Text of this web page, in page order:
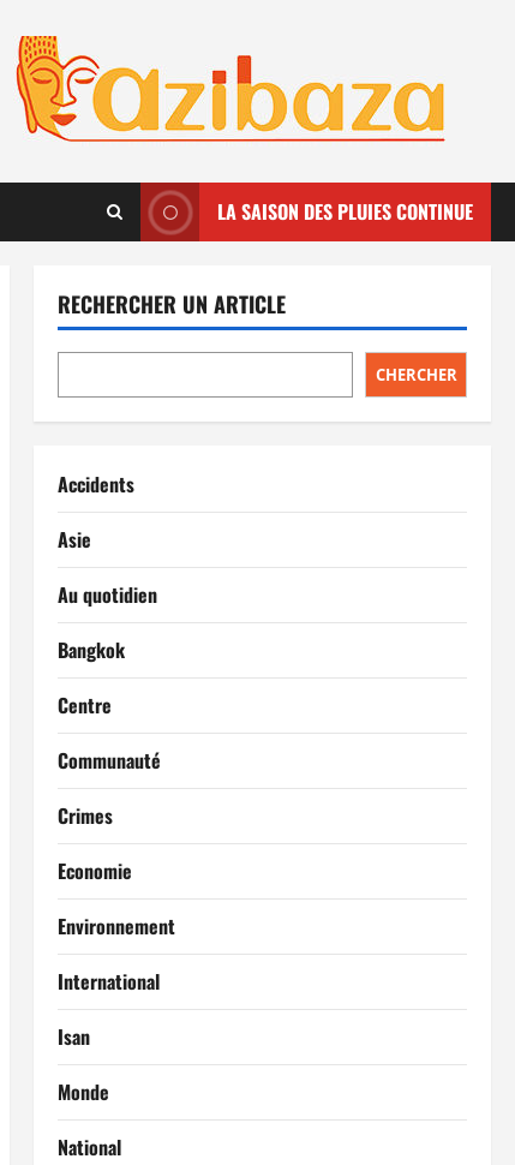
LA SAISON DES PLUIES CONTINUE
RECHERCHER UN ARTICLE
CHERCHER
Accidents
Asie
Au quotidien
Bangkok
Centre
Communauté
Crimes
Economie
Environnement
International
Isan
Monde
National